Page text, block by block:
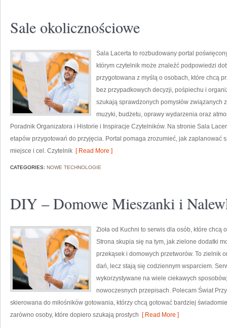
Sale okolicznościowe
Sala Lacerta to rozbudowany portal
którym czytelnik może znaleźć podpowiedzi
przygotowana z myślą o osobach, które chcą
bez przypadkowych decyzji, pośpiechu i
szukają sprawdzonych pomysłów związanych
muzyki, budżetu, oprawy wydarzenia oraz
Poradnik Organizatora i Historie i Inspiracje Czytelników. Na stronie Sala
etapów przygotowań do przyjęcia. Portal pomaga zrozumieć, jak zaplanować
miejsce i cel. Czytelnik [ Read More ]
CATEGORIES: NOWE TECHNOLOGIE
DIY – Domowe Mieszanki i
Zioła od Kuchni to serwis dla osób, które chcą
Strona skupia się na tym, jak zielone dodatki
przekąsek i domowych przetworów. To zielnik
dań, lecz stają się codziennym wsparciem.
wykorzystywane na wiele ciekawych
nowoczesnych przepisach. Polecam Świat
skierowana do miłośników gotowania, którzy chcą gotować bardziej
zarówno osoby, które dopiero szukają prostych [ Read More ]